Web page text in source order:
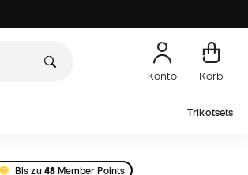
Konto Korb
Trikotsets
Bis zu 48Member Points